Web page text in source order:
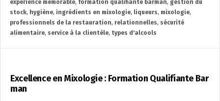
expérience mémorable, formation qualifiante barman, gestion du
stock, hygiène, ingrédients en mixologie, liqueurs, mixologie,
professionnels de la restauration, relationnelles, sécurité
alimentaire, service à la clientèle, types d'alcools
Excellence en Mixologie : Formation Qualifiante Bar
man